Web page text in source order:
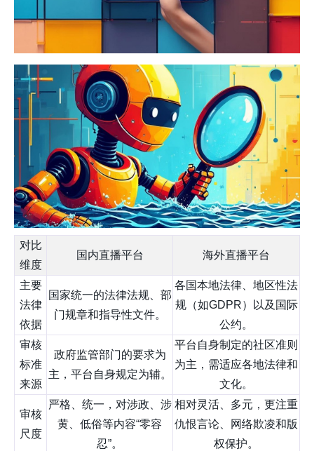
对比
维度
国内直播平台 海外直播平台
主要
法律
依据
国家统一的法律法规、部
门规章和指导性文件。
各国本地法律、地区性法
规（如GDPR）以及国际
公约。
审核
标准
来源
政府监管部门的要求为
主，平台自身规定为辅。
平台自身制定的社区准则
为主，需适应各地法律和
文化。
审核
尺度
严格、统一，对涉政、涉
黄、低俗等内容“零容
忍”。
相对灵活、多元，更注重
仇恨言论、网络欺凌和版
权保护。